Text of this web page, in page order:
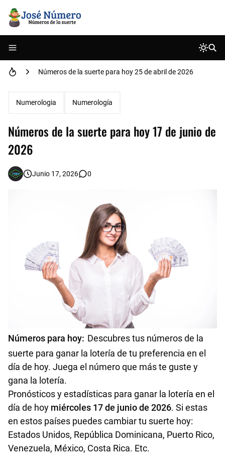
Números de la suerte para hoy 25 de abril de 2026
Números de la suerte para hoy 18 de abril de 2026
Números de la suerte para hoy 29 de Mayo de 2025
Números de la suerte para hoy 09 de mayo de 2026
Números de la suerte para hoy 16 de mayo de 2026
Numerologia Numerología
Números de la suerte para hoy 17 de junio de
2026
Junio 17, 2026 0
Números para hoy: Descubres tus números de la
suerte para ganar la lotería de tu preferencia en el
día de hoy. Juega el número que más te guste y
gana la lotería.
Pronósticos y estadísticas para ganar la lotería en el
día de hoy miércoles 17 de juniode 2026. Si estas
en estos países puedes cambiar tu suerte hoy:
Estados Unidos, República Dominicana, Puerto Rico,
Venezuela, México, Costa Rica. Etc.